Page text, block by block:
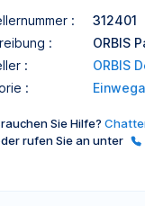
:
312401
:
ORBIS
:
ORBIS
:
Sie Hilfe?
rufen Sie an unter